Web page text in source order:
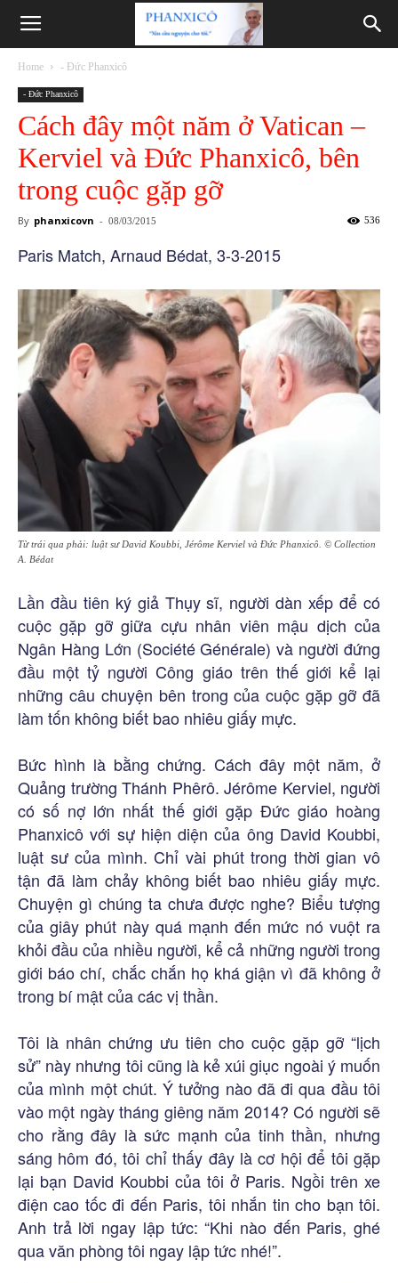
Phanxicô
Home - Đức Phanxicô
- Đức Phanxicô
Cách đây một năm ở Vatican –
Kerviel và Đức Phanxicô, bên
trong cuộc gặp gỡ
By phanxicovn - 08/03/2015 536
Paris Match, Arnaud Bédat, 3-3-2015
Từ trái qua phải: luật sư David Koubbi, Jérôme Kerviel và Đức Phanxicô. © Collection
A. Bédat
Lần đầu tiên ký giả Thụy sĩ, người dàn xếp để có
cuộc gặp gỡ giữa cựu nhân viên mậu dịch của
Ngân Hàng Lớn (Société Générale) và người đứng
đầu một tỷ người Công giáo trên thế giới kể lại
những câu chuyện bên trong của cuộc gặp gỡ đã
làm tốn không biết bao nhiêu giấy mực.
Bức hình là bằng chứng. Cách đây một năm, ở
Quảng trường Thánh Phêrô. Jérôme Kerviel, người
có số nợ lớn nhất thế giới gặp Đức giáo hoàng
Phanxicô với sự hiện diện của ông David Koubbi,
luật sư của mình. Chỉ vài phút trong thời gian vô
tận đã làm chảy không biết bao nhiêu giấy mực.
Chuyện gì chúng ta chưa được nghe? Biểu tượng
của giây phút này quá mạnh đến mức nó vuột ra
khỏi đầu của nhiều người, kể cả những người trong
giới báo chí, chắc chắn họ khá giận vì đã không ở
trong bí mật của các vị thần.
Tôi là nhân chứng ưu tiên cho cuộc gặp gỡ “lịch
sử” này nhưng tôi cũng là kẻ xúi giục ngoài ý muốn
của mình một chút. Ý tưởng nào đã đi qua đầu tôi
vào một ngày tháng giêng năm 2014? Có người sẽ
cho rằng đây là sức mạnh của tinh thần, nhưng
sáng hôm đó, tôi chỉ thấy đây là cơ hội để tôi gặp
lại bạn David Koubbi của tôi ở Paris. Ngồi trên xe
điện cao tốc đi đến Paris, tôi nhắn tin cho bạn tôi.
Anh trả lời ngay lập tức: “Khi nào đến Paris, ghé
qua văn phòng tôi ngay lập tức nhé!”.